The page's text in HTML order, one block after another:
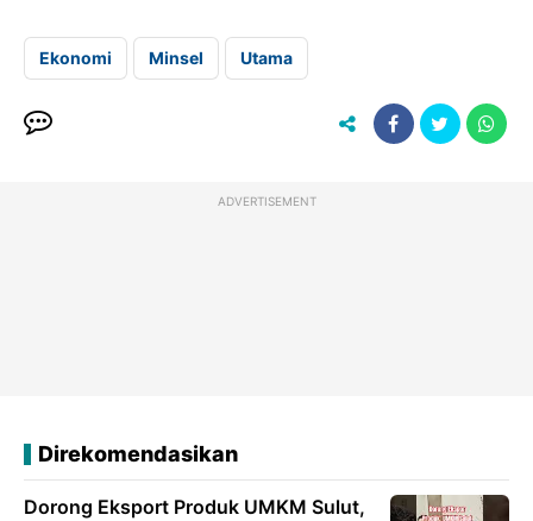
Ekonomi Minsel Utama
ADVERTISEMENT
Direkomendasikan
Dorong Eksport Produk UMKM Sulut,